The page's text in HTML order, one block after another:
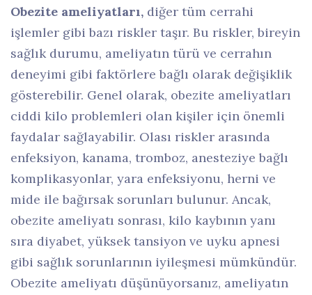
Obezite ameliyatları, diğer tüm cerrahi
işlemler gibi bazı riskler taşır. Bu riskler, bireyin
sağlık durumu, ameliyatın türü ve cerrahın
deneyimi gibi faktörlere bağlı olarak değişiklik
gösterebilir. Genel olarak, obezite ameliyatları
ciddi kilo problemleri olan kişiler için önemli
faydalar sağlayabilir. Olası riskler arasında
enfeksiyon, kanama, tromboz, anesteziye bağlı
komplikasyonlar, yara enfeksiyonu, herni ve
mide ile bağırsak sorunları bulunur. Ancak,
obezite ameliyatı sonrası, kilo kaybının yanı
sıra diyabet, yüksek tansiyon ve uyku apnesi
gibi sağlık sorunlarının iyileşmesi mümkündür.
Obezite ameliyatı düşünüyorsanız, ameliyatın